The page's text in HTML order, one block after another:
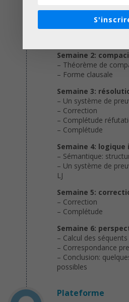
– Sémantique
Semaine 2:
– Théorème de
– Forme clausale
Semaine 3:
– Un système de
– Correction
– Complétude
– Complétude
Semaine 4:
– Sémantique:
– Un système de
LJ
Semaine 5:
– Correction
– Complétude
Semaine 6:
– Calcul des
– Correspondance
– Conclusion:
possibles
Plateforme